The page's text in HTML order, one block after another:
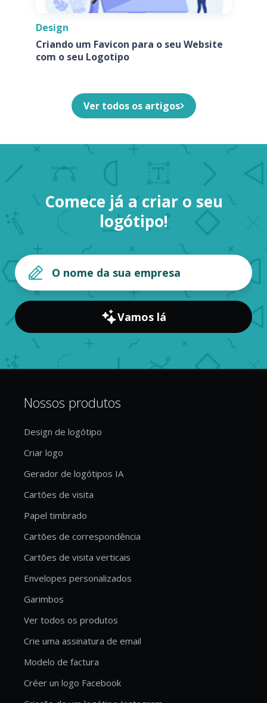
Design
Criando um Favicon para o seu Website
com o seu Logotipo
Ver todos os artigos
Comece já a criar o seu
logótipo!
Vamos lá
Nossos produtos
Design de logótipo
Criar logo
Gerador de logótipos IA
Cartões de visita
Papel timbrado
Cartões de correspondência
Cartões de visita verticais
Envelopes personalizados
Garimbos
Ver todos os produtos
Crie uma assinatura de email
Modelo de factura
Créer un logo Facebook